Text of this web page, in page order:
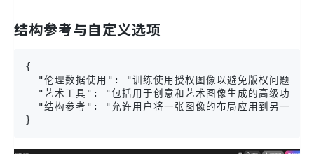
结构参考与自定义选项
{
  "伦理数据使用": "训练使用授权图像以避免版权问题",
  "艺术工具": "包括用于创意和艺术图像生成的高级功能",
"结构参考": "允许用户将一张图像的布局应用到另一张图
}